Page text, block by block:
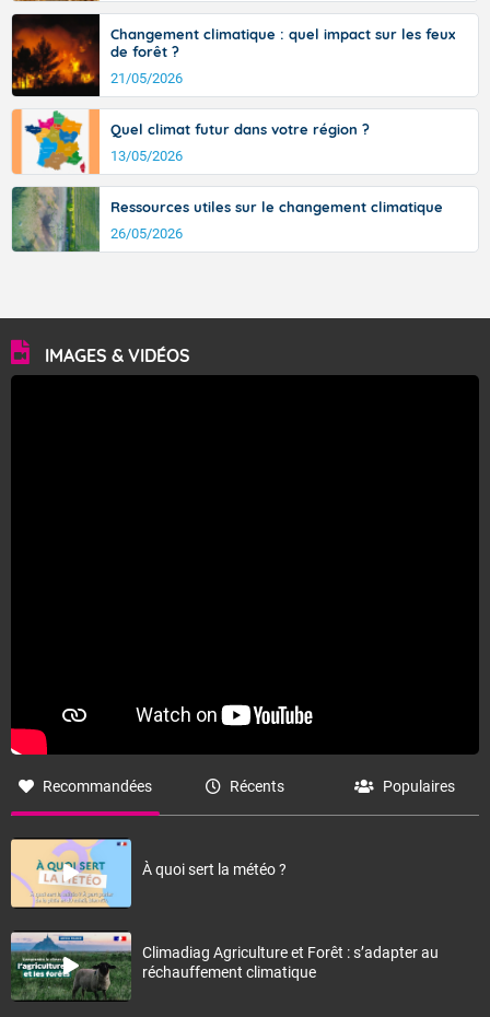
Changement climatique : quel impact sur les feux
de forêt ?
21/05/2026
Quel climat futur dans votre région ?
13/05/2026
Ressources utiles sur le changement climatique
26/05/2026
IMAGES & VIDÉOS
Recommandées Récents Populaires
À quoi sert la météo ?
Climadiag Agriculture et Forêt : s’adapter au
réchauffement climatique